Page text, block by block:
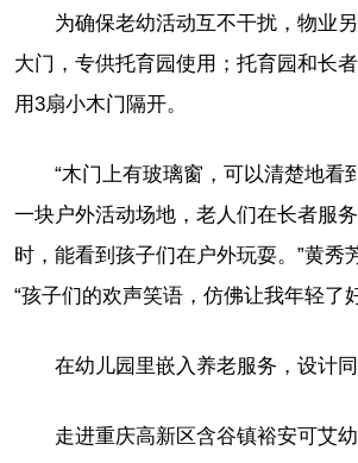
为确保老幼活动互不干扰，物业
大门，专供托育园使用；托育园和长
用3扇小木门隔开。
“木门上有玻璃窗，可以清楚地看
一块户外活动场地，老人们在长者服
时，能看到孩子们在户外玩耍。”黄秀
“孩子们的欢声笑语，仿佛让我年轻了
在幼儿园里嵌入养老服务，设计同
走进重庆高新区含谷镇裕安可艾